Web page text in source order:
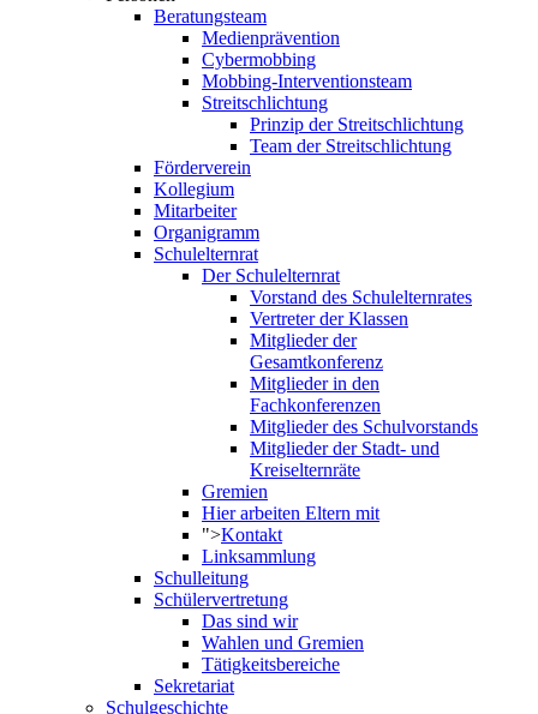
Beratungsteam
Medienprävention
Cybermobbing
Mobbing-Interventionsteam
Streitschlichtung
Prinzip der Streitschlichtung
Team der Streitschlichtung
Förderverein
Kollegium
Mitarbeiter
Organigramm
Schulelternrat
Der Schulelternrat
Vorstand des Schulelternrates
Vertreter der Klassen
Mitglieder der
Gesamtkonferenz
Mitglieder in den
Fachkonferenzen
Mitglieder des Schulvorstands
Mitglieder der Stadt- und
Kreiselternräte
Gremien
Hier arbeiten Eltern mit
">Kontakt
Linksammlung
Schulleitung
Schülervertretung
Das sind wir
Wahlen und Gremien
Tätigkeitsbereiche
Sekretariat
Schulgeschichte